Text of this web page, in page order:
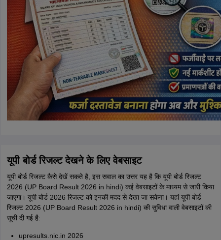
यूपी बोर्ड रिजल्ट देखने के लिए वेबसाइट
यूपी बोर्ड रिजल्ट कैसे देखें सकते है, इस सवाल का उत्तर यह है कि यूपी बोर्ड रिजल्ट
2026 (UP Board Result 2026 in hindi) कई वेबसाइटों के माध्यम से जारी किया
जाएगा। यूपी बोर्ड 2026 रिजल्ट को इनकी मदद से देखा जा सकेगा। यहां यूपी बोर्ड
रिजल्ट 2026 (UP Board Result 2026 in hindi) की सुविधा वाली वेबसाइटों की
सूची दी गई है:
upresults.nic.in 2026